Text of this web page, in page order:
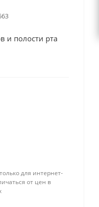
и полости рта
для интернет-
от цен в